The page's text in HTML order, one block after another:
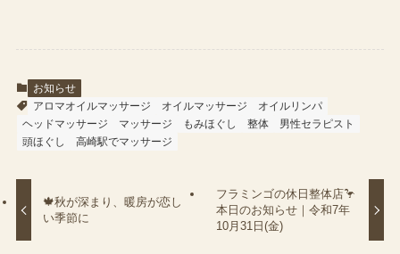
お知らせ
アロマオイルマッサージ
オイルマッサージ
オイルリンパ
ヘッドマッサージ
マッサージ もみほぐし 整体
男性セラピスト
頭ほぐし
高崎駅でマッサージ
🍁秋が深まり、暖房が恋し
い季節に
フラミンゴの休日整体店🦩
本日のお知らせ｜令和7年
10月31日(金)